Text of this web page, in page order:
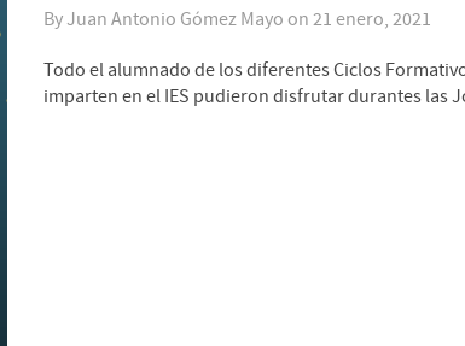
ByJuan Antonio Gómez Mayo on 21 enero, 2021
Todo el alumnado de los diferentes Ciclos
imparten en el IES pudieron disfrutar durantes las